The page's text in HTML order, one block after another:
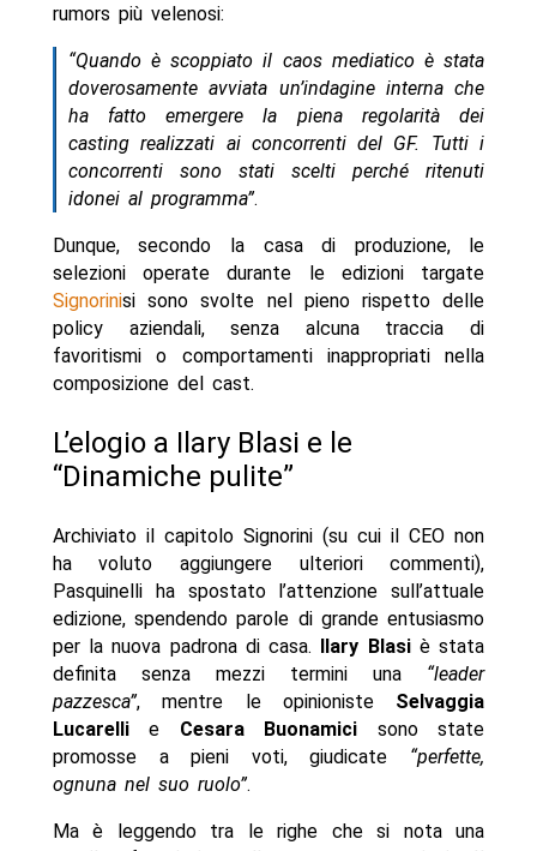
rumors più velenosi:
“Quando è scoppiato il caos mediatico è stata
doverosamente avviata un’indagine interna che
ha fatto emergere la piena regolarità dei
casting realizzati ai concorrenti del GF. Tutti i
concorrenti sono stati scelti perché ritenuti
idonei al programma”.
Dunque, secondo la casa di produzione, le
selezioni operate durante le edizioni targate
Signorinisi sono svolte nel pieno rispetto delle
policy aziendali, senza alcuna traccia di
favoritismi o comportamenti inappropriati nella
composizione del cast.
L’elogio a Ilary Blasi e le
“Dinamiche pulite”
Archiviato il capitolo Signorini (su cui il CEO non
ha voluto aggiungere ulteriori commenti),
Pasquinelli ha spostato l’attenzione sull’attuale
edizione, spendendo parole di grande entusiasmo
per la nuova padrona di casa. Ilary Blasiè stata
definita senza mezzi termini una “leader
pazzesca”, mentre le opinioniste Selvaggia
Lucarellie Cesara Buonamici sono state
promosse a pieni voti, giudicate “perfette,
ognuna nel suo ruolo”.
Ma è leggendo tra le righe che si nota una